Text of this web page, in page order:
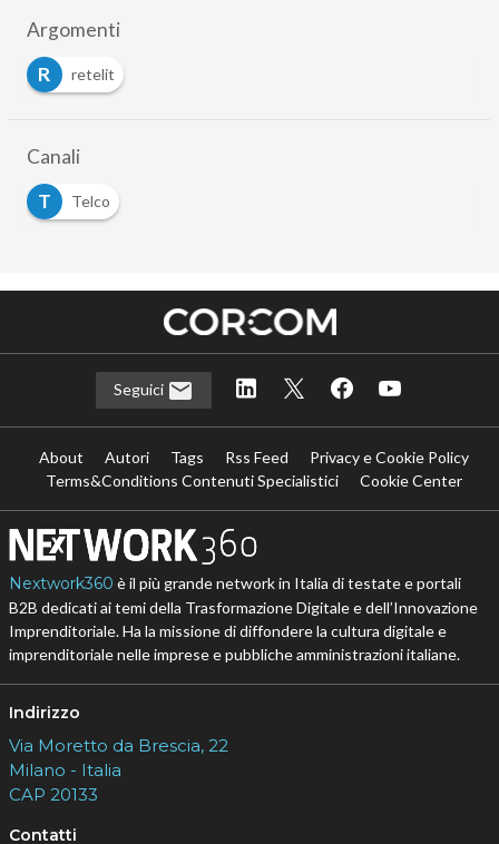
Argomenti
R
retelit
Canali
T
Telco
Seguici
About Autori Tags Rss Feed
Privacy e Cookie Policy
Terms&Conditions Contenuti Specialistici
Cookie Center
Nextwork360 è il più grande network in Italia di testate e portali
B2B dedicati ai temi della Trasformazione Digitale e dell’Innovazione
Imprenditoriale. Ha la missione di diffondere la cultura digitale e
imprenditoriale nelle imprese e pubbliche amministrazioni italiane.
Indirizzo
Via Moretto da Brescia, 22
Milano - Italia
CAP 20133
Contatti